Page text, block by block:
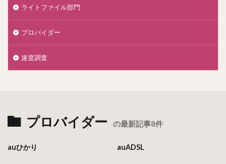
ライトファイル部門
プロバイダー
速度調査
プロバイダー の最新記事8件
auひかり auADSL